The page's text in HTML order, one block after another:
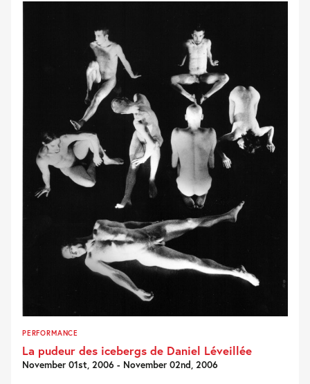
PERFORMANCE
La pudeur des icebergs de Daniel Léveillée
November 01st, 2006 - November 02nd, 2006